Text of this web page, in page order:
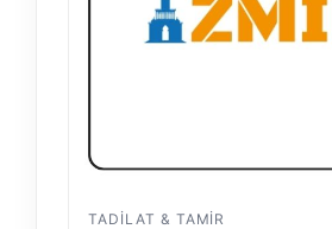
TADILAT & TAMIR